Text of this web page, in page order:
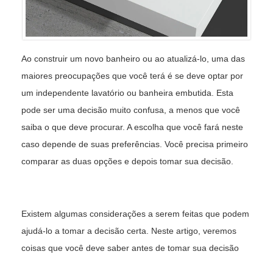
Ao construir um novo banheiro ou ao atualizá-lo, uma das
maiores preocupações que você terá é se deve optar por
um independente lavatório ou banheira embutida. Esta
pode ser uma decisão muito confusa, a menos que você
saiba o que deve procurar. A escolha que você fará neste
caso depende de suas preferências. Você precisa primeiro
comparar as duas opções e depois tomar sua decisão.
Existem algumas considerações a serem feitas que podem
ajudá-lo a tomar a decisão certa. Neste artigo, veremos
coisas que você deve saber antes de tomar sua decisão